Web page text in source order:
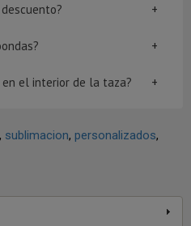
en el interior de la taza?
sublimacion personalizados